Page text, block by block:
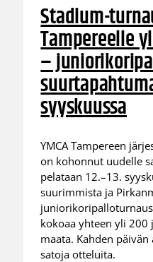
Stadium-
Tampereelle
–
syyskuussa
YMCA Tampereen
on kohonnut uudelle
pelataan 12.–13.
suurimmista ja
kokoaa yhteen yli
maata. Kahden
satoja otteluita.